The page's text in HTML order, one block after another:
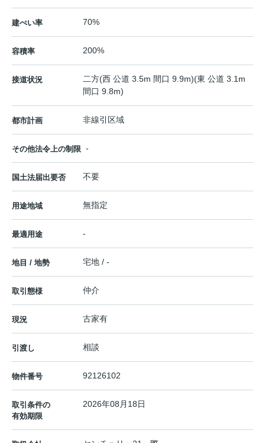
建ぺい率 70%
容積率 200%
接道状況
二方(西 公道 3.5m 間口 9.9m)(東 公道 3.1m
間口 9.8m)
都市計画 非線引区域
その他法令上の制限 -
国土法届出要否 不要
用途地域 無指定
最適用途 -
地目 / 地勢 宅地 / -
取引態様 仲介
現況 古家有
引渡し 相談
物件番号 92126102
取引条件の
有効期限
2026年08月18日